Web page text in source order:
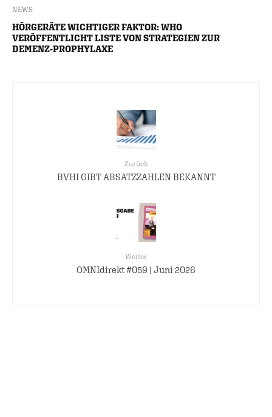
NEWS
HÖRGERÄTE WICHTIGER FAKTOR: WHO
VERÖFFENTLICHT LISTE VON STRATEGIEN ZUR
DEMENZ-PROPHYLAXE
Zurück
BVHI GIBT ABSATZZAHLEN BEKANNT
Weiter
OMNIdirekt #059 | Juni 2026